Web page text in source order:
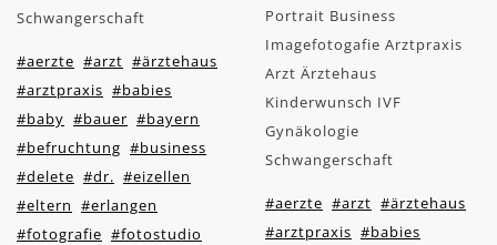
Schwangerschaft
#aerzte #arzt #ärztehaus
#arztpraxis #babies
#baby #bauer #bayern
#befruchtung #business
#delete #dr. #eizellen
#eltern #erlangen
#fotografie #fotostudio
Portrait Business
Imagefotogafie Arztpraxis
Arzt Ärztehaus
Kinderwunsch IVF
Gynäkologie
Schwangerschaft
#aerzte #arzt #ärztehaus
#arztpraxis #babies